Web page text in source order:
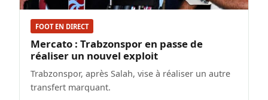
FOOT EN DIRECT
Mercato : Trabzonspor en passe de
réaliser un nouvel exploit
Trabzonspor, après Salah, vise à réaliser un autre
transfert marquant.